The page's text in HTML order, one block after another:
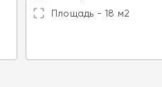
Площадь - 18 м2